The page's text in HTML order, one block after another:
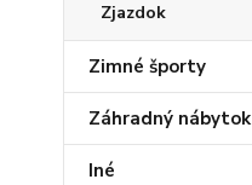
Zjazdok
Zimné športy
Záhradný nábytok
Iné